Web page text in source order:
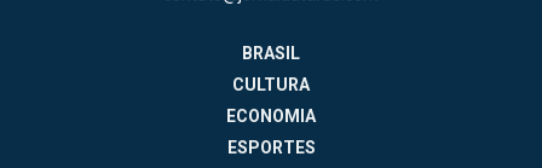
BRASIL
CULTURA
ECONOMIA
ESPORTES